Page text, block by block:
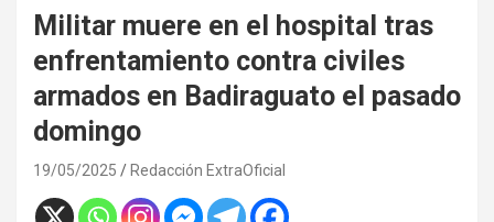
Militar muere en el hospital tras
enfrentamiento contra civiles
armados en Badiraguato el pasado
domingo
19/05/2025 Redacción ExtraOficial